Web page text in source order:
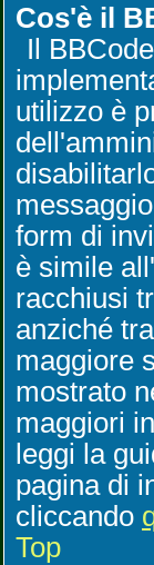
Cos'è il
Il
utilizzo è
form di
è simile
racchiusi
anziché
maggiore
mostrato
maggiori
leggi la
pagina di
cliccando
Top